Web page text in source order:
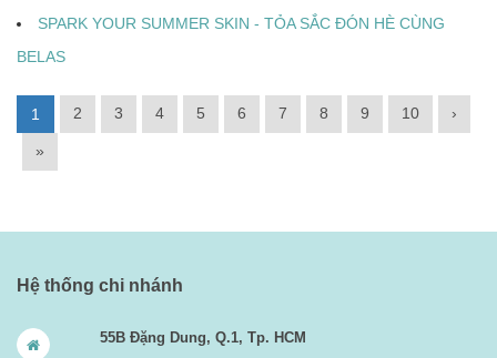
SPARK YOUR SUMMER SKIN - TỎA SẮC ĐÓN HÈ CÙNG
BELAS
1 2 3 4 5 6 7 8 9 10 ›
»
Hệ thống chi nhánh
55B Đặng Dung, Q.1, Tp. HCM